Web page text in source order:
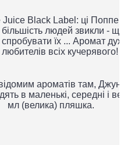
Black Label: ці Поппера
людей звикли - що,
їх ... Аромат дуже
всіх кучерявого!
ароматів там,
в маленькі, середні і
мл (велика) пляшка.